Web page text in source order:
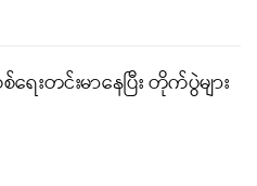
ေးတင်းမာနေပြီး တိုက်ပွဲများ